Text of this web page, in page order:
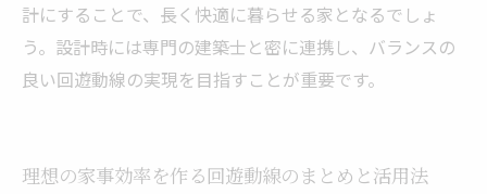
計にすることで、長く快適に暮らせる家となるでしょ
う。設計時には専門の建築士と密に連携し、バランスの
良い回遊動線の実現を目指すことが重要です。
理想の家事効率を作る回遊動線のまとめと活用法